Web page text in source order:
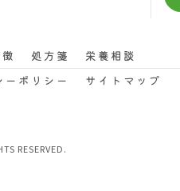
処方箋
栄養相談
ーポリシー サイトマップ
RESERVED.